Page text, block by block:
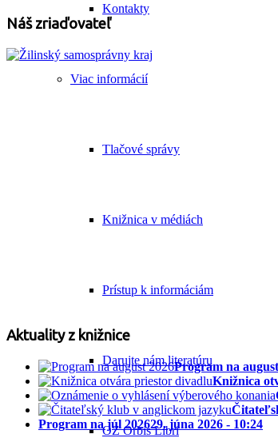
Kontakty
Viac informácií
Tlačové správy
Knižnica v médiách
Prístup k informáciám
Darujte nám literatúru
OZ Orbis Libri
Náš zriaďovateľ
Aktuality z knižnice
Program na
Knižnica
Program na júl 202629. júna 2026 - 10:24